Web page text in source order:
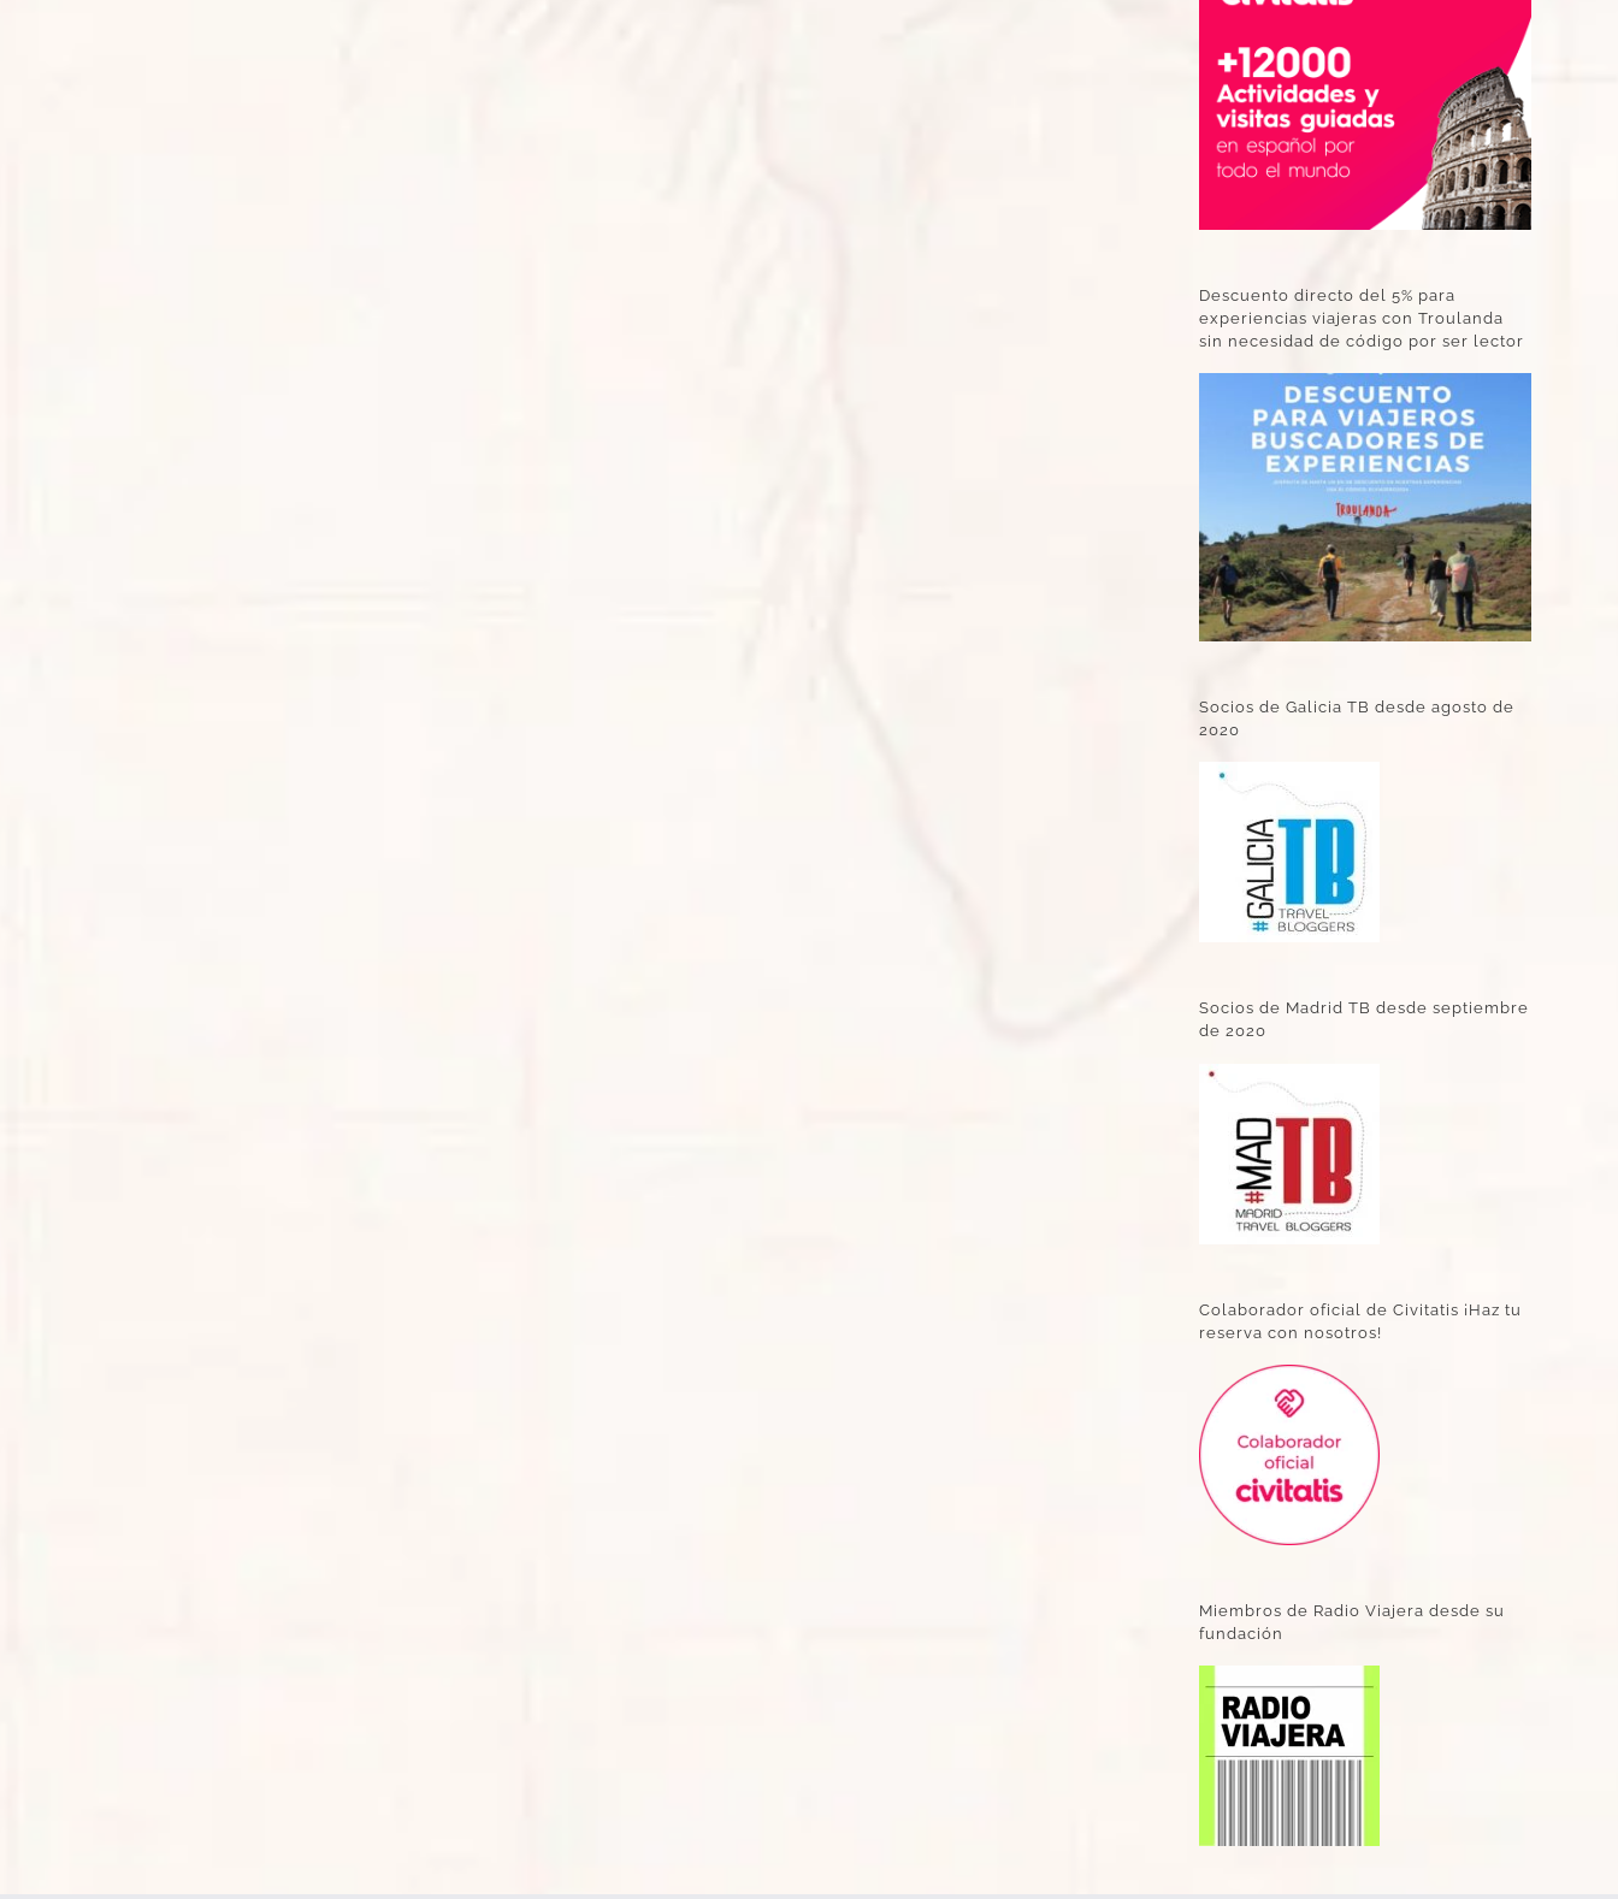
Descuento directo del 5% para
experiencias viajeras con Troulanda
sin necesidad de código por ser lector
Socios de Galicia TB desde agosto de
2020
Socios de Madrid TB desde septiembre
de 2020
Colaborador oficial de Civitatis ¡Haz tu
reserva con nosotros!
Miembros de Radio Viajera desde su
fundación